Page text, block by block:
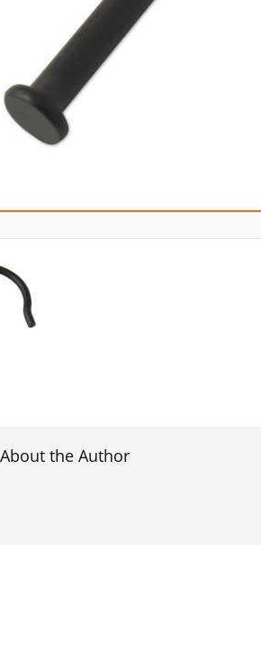
About the Author